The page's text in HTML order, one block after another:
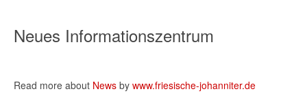
Neues Informationszentrum
Read more about News by www.friesische-johanniter.de